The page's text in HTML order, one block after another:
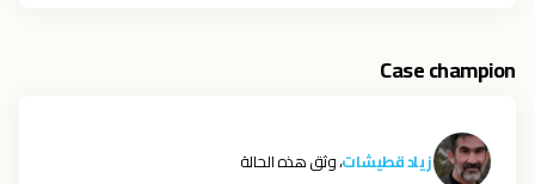
Case champion
زياد قطيشات، وثق هذه الحالة